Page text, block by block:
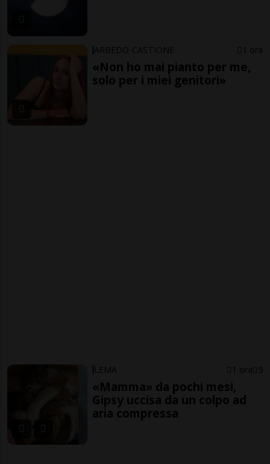
ARBEDO-CASTIONE 1 ora
«Non ho mai pianto per me,
solo per i miei genitori»
LEMA 1 ora 5
«Mamma» da pochi mesi,
Gipsy uccisa da un colpo ad
aria compressa